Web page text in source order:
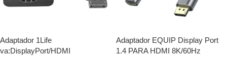
Adaptador 1Life
va:DisplayPort/HDMI
Adaptador EQUIP Display Port
1.4 PARA HDMI 8K/60Hz